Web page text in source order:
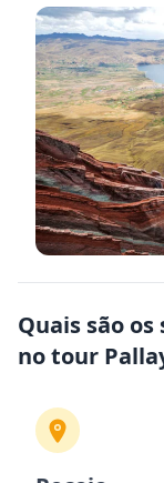
Quais são
no tour